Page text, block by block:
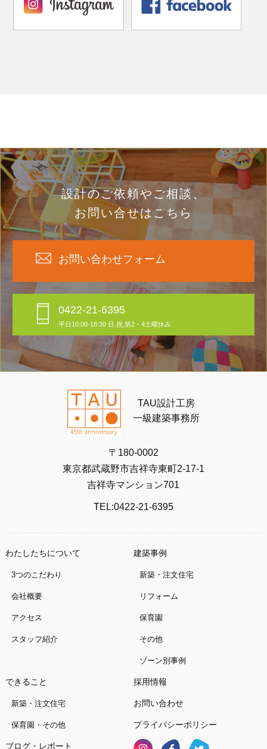
設計のご依頼やご相談、
お問い合せはこちら
お問い合わせフォーム
0422-21-6395
平日10:00-18:30 日,祝,第2・4土曜休み
TAU設計工房
一級建築事務所
〒180-0002
東京都武蔵野市吉祥寺東町2-17-1
吉祥寺マンション701
TEL:0422-21-6395
わたしたちについて
3つのこだわり
会社概要
アクセス
スタッフ紹介
建築事例
新築・注文住宅
リフォーム
保育園
その他
ゾーン別事例
できること
新築・注文住宅
保育園・その他
ブログ・レポート
採用情報
お問い合わせ
プライバシーポリシー